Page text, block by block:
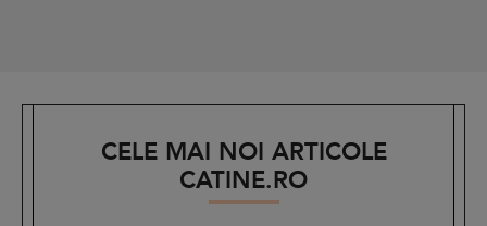
CELE MAI NOI ARTICOLE
CATINE.RO